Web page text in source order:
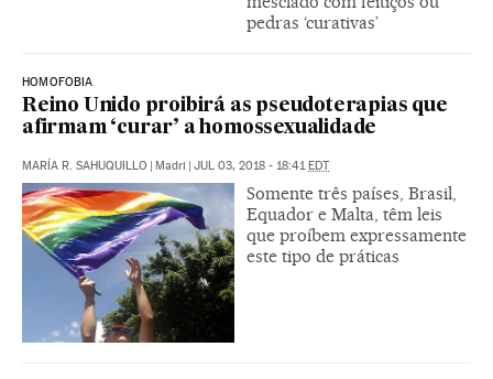
pedras ‘curativas’
HOMOFOBIA
Reino Unido proibirá as pseudoterapias que
afirmam ‘curar’ a homossexualidade
MARÍA R. SAHUQUILLO | Madri | JUL 03, 2018 - 18:41EDT
Somente três países, Brasil,
Equador e Malta, têm leis
que proíbem expressamente
este tipo de práticas